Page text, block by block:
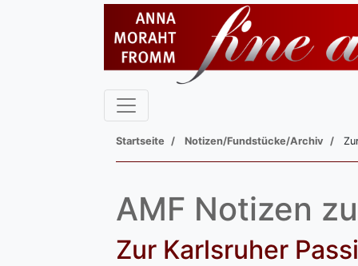
Startseite Notizen/Fundstücke/Archiv
AMF Notizen
Zur Karlsruher